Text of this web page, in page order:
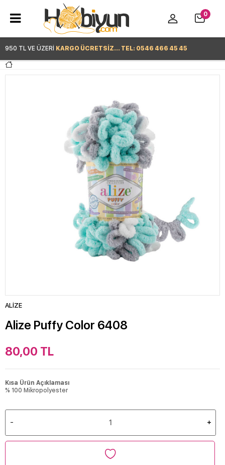
950 TL VE ÜZERİ KARGO ÜCRETSİZ... TEL: 0546 466 45 45
0
ALİZE
Alize Puffy Color 6408
80,00 TL
Kısa Ürün Açıklaması
% 100 Mikropolyester